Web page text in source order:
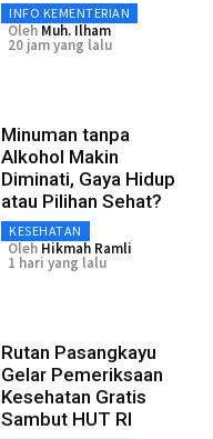
INFO KEMENTERIAN
Oleh Muh. Ilham
20 jam yang lalu
Minuman tanpa
Alkohol Makin
Diminati, Gaya Hidup
atau Pilihan Sehat?
KESEHATAN
Oleh Hikmah Ramli
1 hari yang lalu
Rutan Pasangkayu
Gelar Pemeriksaan
Kesehatan Gratis
Sambut HUT RI